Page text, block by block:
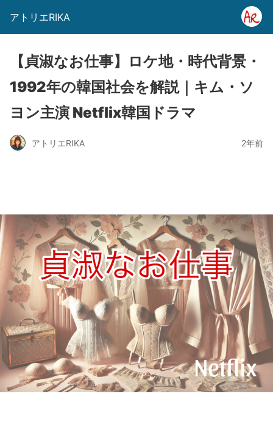
アトリエRIKA
【貞淑なお仕事】ロケ地・時代背景・
1992年の韓国社会を解説｜キム・ソ
ヨン主演 Netflix韓国ドラマ
アトリエRIKA 2年前